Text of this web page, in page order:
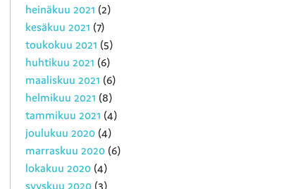
heinäkuu 2021 (2)
kesäkuu 2021 (7)
toukokuu 2021 (5)
huhtikuu 2021 (6)
maaliskuu 2021 (6)
helmikuu 2021 (8)
tammikuu 2021 (4)
joulukuu 2020 (4)
marraskuu 2020 (6)
lokakuu 2020 (4)
syyskuu 2020 (3)